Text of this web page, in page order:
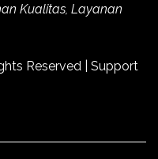
Kualitas, Layanan
Reserved | Support